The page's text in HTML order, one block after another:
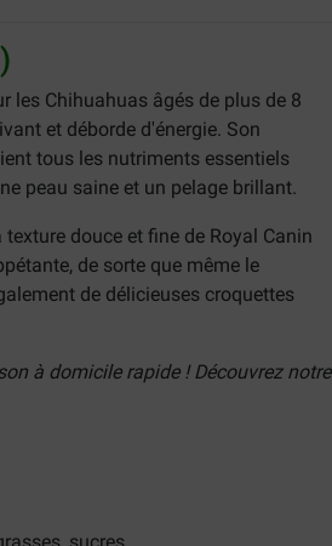
les Chihuahuas âgés de plus de 8
et déborde d'énergie. Son
tous les nutriments essentiels
peau saine et un pelage brillant.
douce et fine de Royal Canin
de sorte que même le
de délicieuses croquettes
à domicile rapide ! Découvrez notre